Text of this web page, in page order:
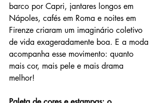
barco por Capri, jantares longos em
Nápoles, cafés em Roma e noites em
Firenze criaram um imaginário coletivo
de vida exageradamente boa. E a moda
acompanha esse movimento: quanto
mais cor, mais pele e mais drama
melhor!